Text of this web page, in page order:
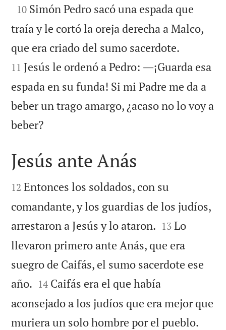

10 Simón Pedro sacó una espada que
traía y le cortó la oreja derecha a Malco,
que era criado del sumo sacerdote.
11 Jesús le ordenó a Pedro: ―¡Guarda esa
espada en su funda! Si mi Padre me da a
beber un trago amargo, ¿acaso no lo voy a
beber?

Jesús ante Anás

12 Entonces los soldados, con su
comandante, y los guardias de los judíos,
arrestaron a Jesús y lo ataron. 

13 Lo
llevaron primero ante Anás, que era
suegro de Caifás, el sumo sacerdote ese
año. 

14 Caifás era el que había
aconsejado a los judíos que era mejor que
muriera un solo hombre por el pueblo.